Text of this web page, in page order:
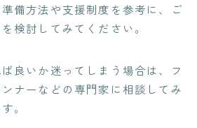
備方法や支援制度を参考に、ご
検討してみてください。
良いか迷ってしまう場合は、フ
ナーなどの専門家に相談してみ
。